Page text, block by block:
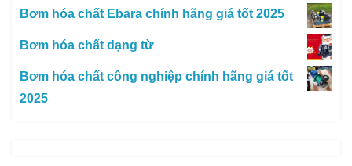
Bơm hóa chất Ebara chính hãng giá tốt 2025
Bơm hóa chất dạng từ
Bơm hóa chất công nghiệp chính hãng giá tốt
2025